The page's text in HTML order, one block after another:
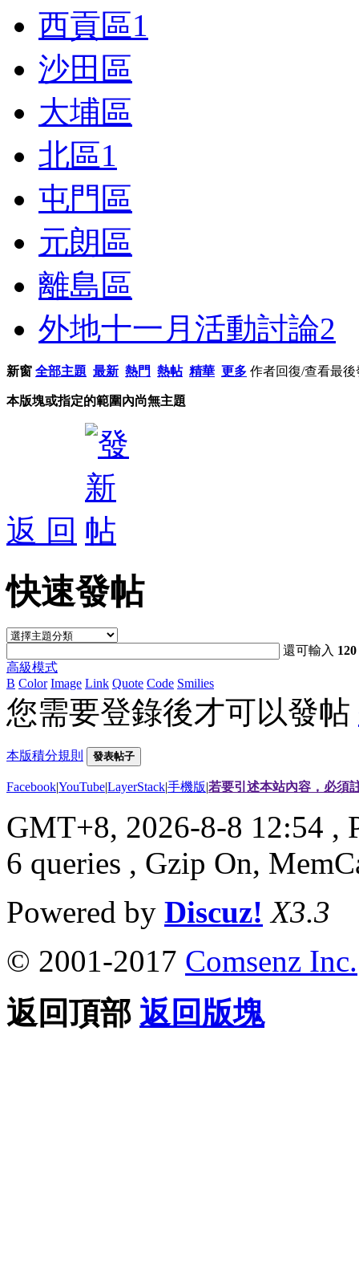
西貢區1
沙田區
大埔區
北區1
屯門區
元朗區
離島區
外地十一月活動討論2
新窗 全部主題 最新 熱門 熱帖 精華 更多 作者回復/查看最後
本版塊或指定的範圍內尚無主題
返 回
快速發帖
還可輸入 120
高級模式
B Color Image Link Quote Code Smilies
您需要登錄後才可以發帖
本版積分規則 發表帖子
Facebook|YouTube|LayerStack|手機版|若要引述本站內容，必須
GMT+8, 2026-8-8 12:54 ,
6 queries , Gzip On,
Powered by Discuz! X3.3
© 2001-2017 Comsenz Inc.
返回頂部 返回版塊